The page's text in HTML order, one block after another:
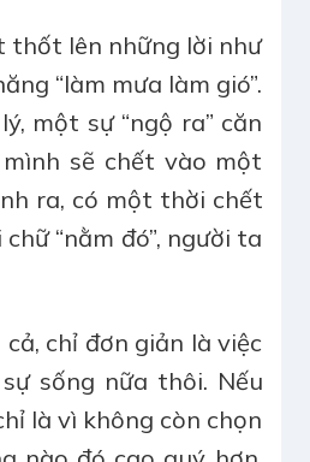
thốt lên những lời như
“làm mưa làm gió”.
một sự “ngộ ra” căn
sẽ chết vào một
ra, có một thời chết
“nằm đó”, người ta
chỉ đơn giản là việc
sống nữa thôi. Nếu
là vì không còn chọn